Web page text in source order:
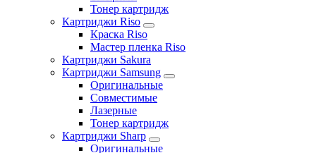
Тонер картридж
Картриджи Riso
Краска Riso
Мастер пленка Riso
Картриджи Sakura
Картриджи Samsung
Оригинальные
Совместимые
Лазерные
Тонер картридж
Картриджи Sharp
Оригинальные